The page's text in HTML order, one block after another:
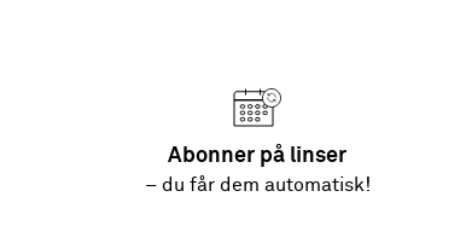
Abonner på linser
– du får dem automatisk!